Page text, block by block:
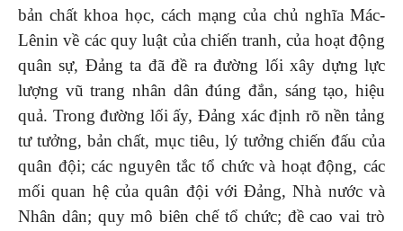
bản chất khoa học, cách mạng của chủ nghĩa Mác-
Lênin về các quy luật của chiến tranh, của hoạt động
quân sự, Đảng ta đã đề ra đường lối xây dựng lực
lượng vũ trang nhân dân đúng đắn, sáng tạo, hiệu
quả. Trong đường lối ấy, Đảng xác định rõ nền tảng
tư tưởng, bản chất, mục tiêu, lý tưởng chiến đấu của
quân đội; các nguyên tắc tổ chức và hoạt động, các
mối quan hệ của quân đội với Đảng, Nhà nước và
Nhân dân; quy mô biên chế tổ chức; đề cao vai trò